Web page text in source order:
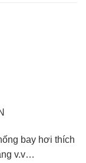
bay hơi thích
v.v…